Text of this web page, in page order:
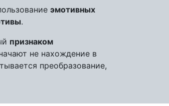
эмотивных
.
признаком
не нахождение в
преобразование,